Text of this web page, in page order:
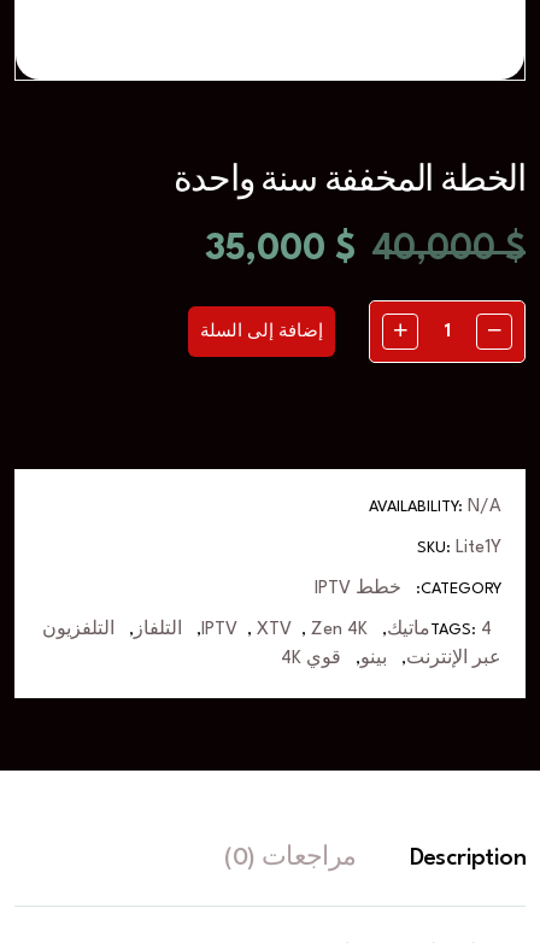
الخطة المخففة سنة واحدة
40,000$
35,000 $
إضافة إلى السلة
AVAILABILITY: N/A
SKU: Lite1Y
CATEGORY: خطط IPTV
TAGS: 4ماتيك ,
IPTV , XTV , Zen 4K
, التلفاز ,
التلفزيون
عبر الإنترنت, بينو, قوي 4K
Description مراجعات (0)